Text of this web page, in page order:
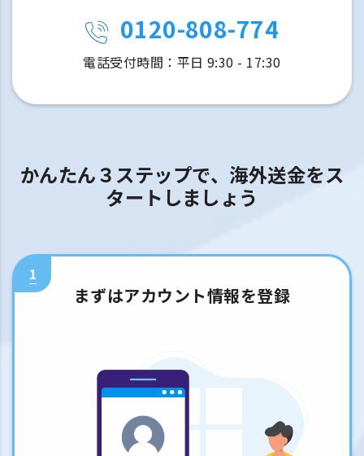
0120-808-774
電話受付時間：平日 9:30 - 17:30
かんたん３ステップで、海外送金をス
タートしましょう
1
まずはアカウント情報を登録